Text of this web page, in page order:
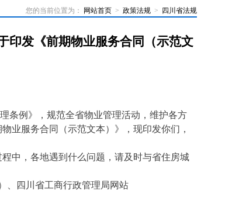
您的当前位置为： 网站首页 > 政策法规 > 四川省法规
印发《前期物业服务合同（示范文
例》，规范全省物业管理活动，维护各方
业服务合同（示范文本）》，现印发你们，
中，各地遇到什么问题，请及时与省住房城
、四川省工商行政管理局网站